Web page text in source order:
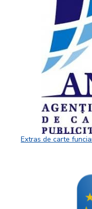
Extras de carte